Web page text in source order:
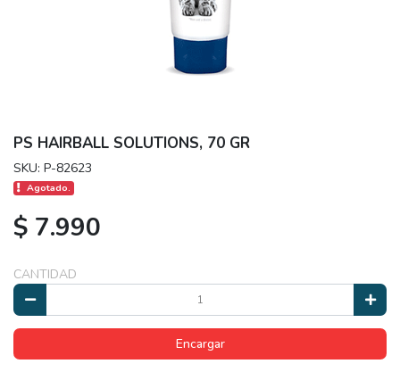
PS HAIRBALL SOLUTIONS, 70 GR
SKU: P-82623
Agotado.
$ 7.990
CANTIDAD
Encargar